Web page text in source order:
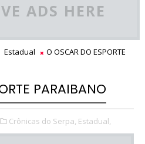
ADS HERE
Estadual
O OSCAR DO ESPORTE
PARAIBANO
Crônicas do Serpa, Estadual,